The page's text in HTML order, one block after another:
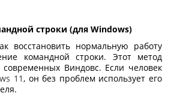
строки (для Windows)
восстановить нормальную работу
командной строки. Этот метод
Виндовс. Если человек
11, он без проблем использует его